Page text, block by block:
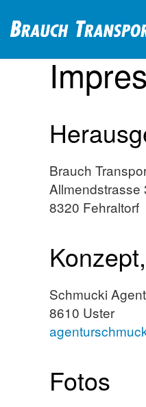
Brauch
Allmendstrasse
8320 Fehraltorf
Schmucki
8610 Uster
Fotos